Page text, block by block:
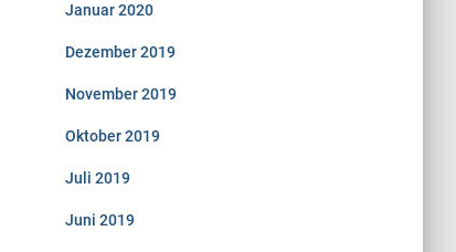
Januar 2020
Dezember 2019
November 2019
Oktober 2019
Juli 2019
Juni 2019